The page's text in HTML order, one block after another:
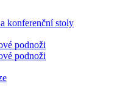
konferenční stoly
podnoži
podnoži